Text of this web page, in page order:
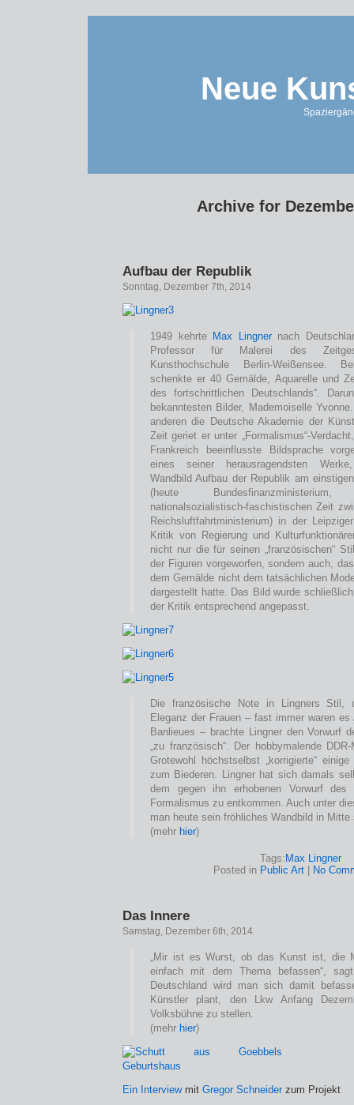
Neue
Archive for
Aufbau der Republik
Sonntag, Dezember 7th, 2014
1949 kehrte Max Lingnernach
Professor für Malerei des
Kunsthochschule Berlin-Weißensee.
schenkte er 40 Gemälde, Aquarelle und
des fortschrittlichen Deutschlands“.
bekanntesten Bilder, Mademoiselle
anderen die Deutsche Akademie der
Zeit geriet er unter „Formalismus“-
Frankreich beeinflusste Bildsprache
eines seiner herausragendsten
Wandbild Aufbau der Republik am
(heute
nationalsozialistisch-faschistischen Zeit
Reichsluftfahrtministerium) in der
Kritik von Regierung und
nicht nur die für seinen „französischen“
der Figuren vorgeworfen, sondern auch,
dem Gemälde nicht dem tatsächlichen
dargestellt hatte. Das Bild wurde
der Kritik entsprechend angepasst.
Die französische Note in Lingners Stil,
Eleganz der Frauen – fast immer waren es
Banlieues – brachte Lingner den Vorwurf
„zu französisch“. Der hobbymalende
Grotewohl höchstselbst „korrigierte“
zum Biederen. Lingner hat sich damals
dem gegen ihn erhobenen Vorwurf des
Formalismus zu entkommen. Auch unter
man heute sein fröhliches Wandbild in Mitte
(mehr hier)
Tags: Max Lingner
Posted in Public Art No
Das Innere
Samstag, Dezember 6th, 2014
„Mir ist es Wurst, ob das Kunst ist, die
einfach mit dem Thema befassen“,
Deutschland wird man sich damit
Künstler plant, den Lkw Anfang
Volksbühne zu stellen.
(mehr hier)
Ein Interviewmit Gregor Schneider zum Projekt